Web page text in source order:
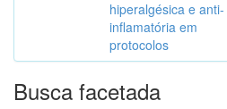
hiperalgésica e anti-
inflamatória em
protocolos
Busca facetada